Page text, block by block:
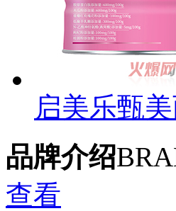
启美乐甄
品牌介绍
查看